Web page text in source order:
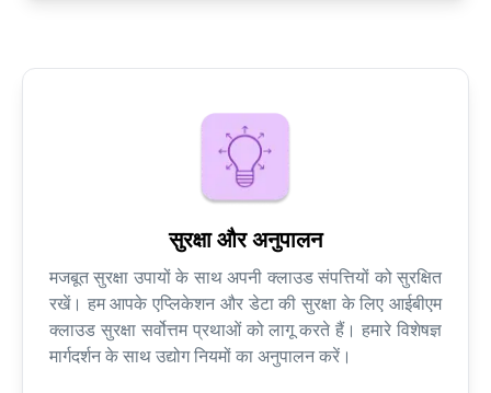
सुरक्षा और अनुपालन
मजबूत सुरक्षा उपायों के साथ अपनी क्लाउड संपत्तियों को सुरक्षित
रखें। हम आपके एप्लिकेशन और डेटा की सुरक्षा के लिए आईबीएम
क्लाउड सुरक्षा सर्वोत्तम प्रथाओं को लागू करते हैं। हमारे विशेषज्ञ
मार्गदर्शन के साथ उद्योग नियमों का अनुपालन करें।